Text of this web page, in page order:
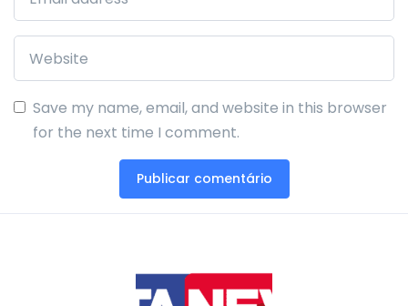
Save my name, email, and website in this browser
for the next time I comment.